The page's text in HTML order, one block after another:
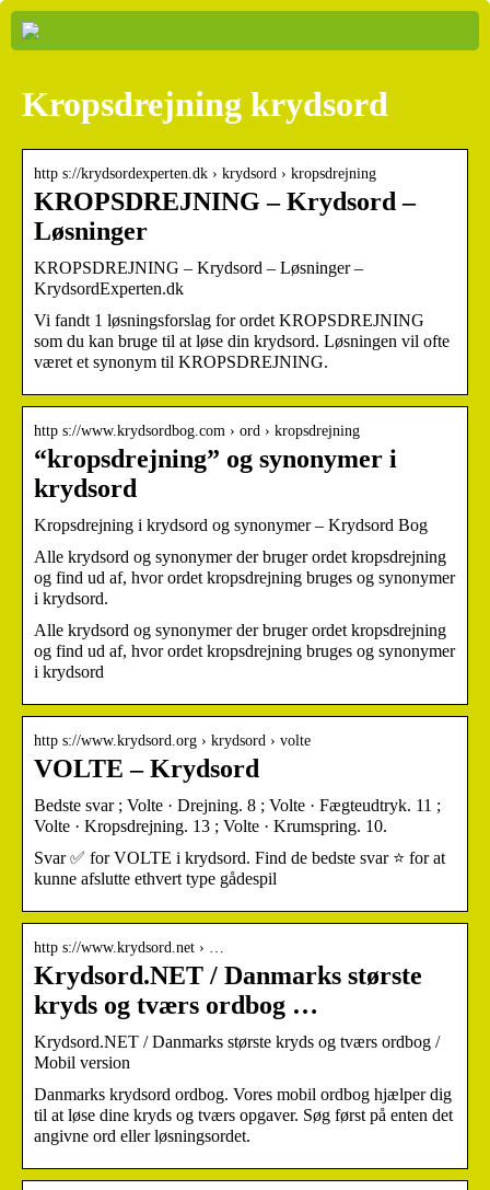
Kropsdrejning krydsord
http s://krydsordexperten.dk › krydsord › kropsdrejning
KROPSDREJNING – Krydsord –
Løsninger
KROPSDREJNING – Krydsord – Løsninger –
KrydsordExperten.dk
Vi fandt 1 løsningsforslag for ordet KROPSDREJNING
som du kan bruge til at løse din krydsord. Løsningen vil ofte
været et synonym til KROPSDREJNING.
http s://www.krydsordbog.com › ord › kropsdrejning
“kropsdrejning” og synonymer i
krydsord
Kropsdrejning i krydsord og synonymer – Krydsord Bog
Alle krydsord og synonymer der bruger ordet kropsdrejning
og find ud af, hvor ordet kropsdrejning bruges og synonymer
i krydsord.
Alle krydsord og synonymer der bruger ordet kropsdrejning
og find ud af, hvor ordet kropsdrejning bruges og synonymer
i krydsord
http s://www.krydsord.org › krydsord › volte
VOLTE – Krydsord
Bedste svar ; Volte · Drejning. 8 ; Volte · Fægteudtryk. 11 ;
Volte · Kropsdrejning. 13 ; Volte · Krumspring. 10.
Svar ✅ for VOLTE i krydsord. Find de bedste svar ⭐ for at
kunne afslutte ethvert type gådespil
http s://www.krydsord.net › …
Krydsord.NET / Danmarks største
kryds og tværs ordbog …
Krydsord.NET / Danmarks største kryds og tværs ordbog /
Mobil version
Danmarks krydsord ordbog. Vores mobil ordbog hjælper dig
til at løse dine kryds og tværs opgaver. Søg først på enten det
angivne ord eller løsningsordet.